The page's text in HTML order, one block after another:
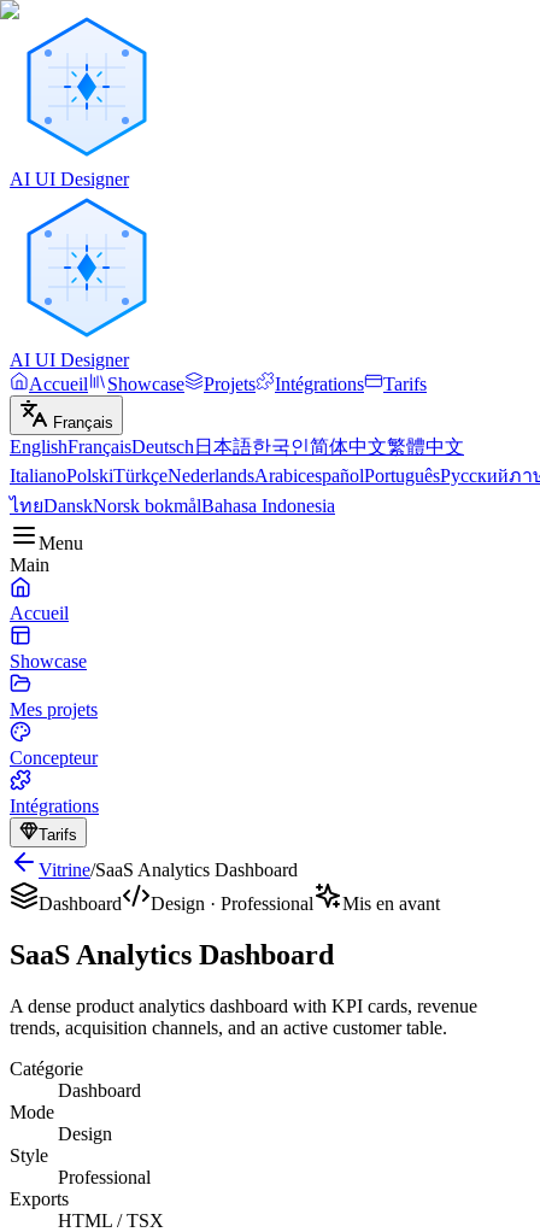
AI UI Designer
AI UI Designer
Accueil
Showcase Projets Intégrations Tarifs
Français
EnglishFrançaisDeutsch 日本語한국인简体中文繁體中文
ItalianoPolskiTürkçeNederlandsArabicespañolPortuguêsРусскийภา
ไทยDanskNorsk bokmålBahasa Indonesia
Menu
Main
Accueil
Showcase
Mes projets
Concepteur
Intégrations
Tarifs
Vitrine/SaaS Analytics Dashboard
Dashboard
Design · Professional Mis en avant
SaaS Analytics Dashboard
A dense product analytics dashboard with KPI cards, revenue
trends, acquisition channels, and an active customer table.
Catégorie
Dashboard
Mode
Design
Style
Professional
Exports
HTML / TSX